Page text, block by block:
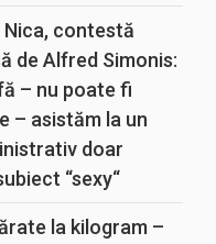
Nica, contestă
de Alfred Simonis:
– nu poate fi
– asistăm la un
doar
“sexy“
la kilogram –